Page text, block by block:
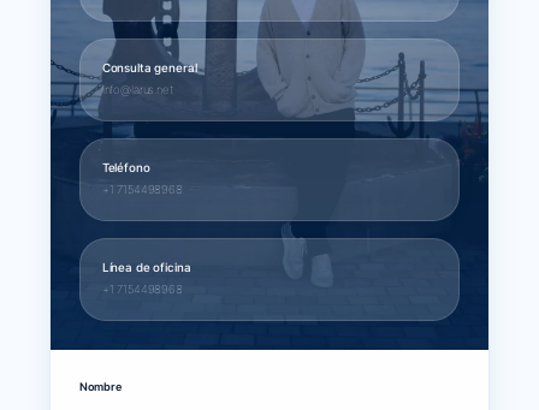
Consulta general
info@larus.net
Teléfono
+1 7154498968
Línea de oficina
+1 7154498968
Nombre